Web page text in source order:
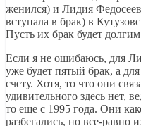
женился) и Лидия
вступала в брак) в
Пусть их брак будет
Если я не ошибаюсь, для
уже будет пятый брак, а
счету. Хотя, то что они
удивительного здесь нет,
то еще с 1995 года. Они
разбегались, но все-равно